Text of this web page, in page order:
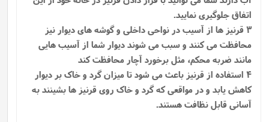
اتفاق جلوگیری نمایید.
3 قرنیز ها از آسیب در نواحی داخلی و گوشه های دیوار نیز
محافظت می کنند و سبب می شوند دیوار شما از آسیب هایی
مانند ضربه محکم، مثل برخورد آچار محافظت کند
4 استفاده از قرنیز باعث می شود تا میزان گرد و خاک بر دیوار
کاهش یابد و در مواقعی که گرد و خاک روی قرنیز ها بشینند به
آسانی قابل نظافت هستند.